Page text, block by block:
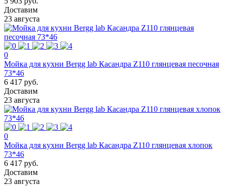
Доставим
23 августа
0
Мойка для кухни Bergg lab Касандра Z110 глянцевая песочная
73*46
6 417 руб.
Доставим
23 августа
0
Мойка для кухни Bergg lab Касандра Z110 глянцевая хлопок
73*46
6 417 руб.
Доставим
23 августа